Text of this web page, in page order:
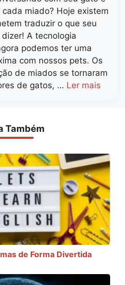
miado? Hoje existem
traduzir o que seu
A tecnologia
podemos ter uma
com nossos pets. Os
de miados se tornaram
de gatos, … Ler mais
Também
de Forma Divertida